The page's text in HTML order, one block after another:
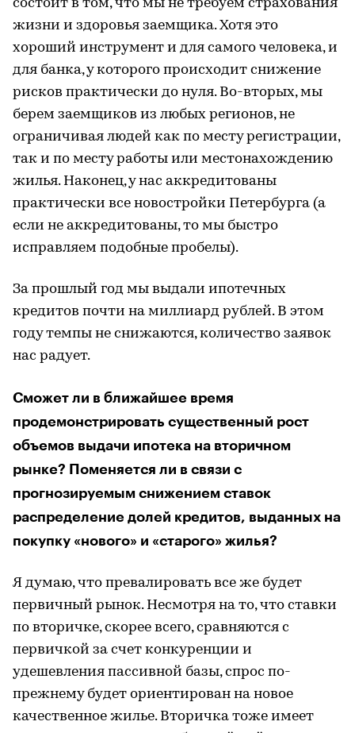
состоит в том, что мы не требуем страхования
жизни и здоровья заемщика. Хотя это
хороший инструмент и для самого человека, и
для банка, у которого происходит снижение
рисков практически до нуля. Во-вторых, мы
берем заемщиков из любых регионов, не
ограничивая людей как по месту регистрации,
так и по месту работы или местонахождению
жилья. Наконец, у нас аккредитованы
практически все новостройки Петербурга (а
если не аккредитованы, то мы быстро
исправляем подобные пробелы).
За прошлый год мы выдали ипотечных
кредитов почти на миллиард рублей. В этом
году темпы не снижаются, количество заявок
нас радует.
Сможет ли в ближайшее время
продемонстрировать существенный рост
объемов выдачи ипотека на вторичном
рынке? Поменяется ли в связи с
прогнозируемым снижением ставок
распределение долей кредитов, выданных на
покупку «нового» и «старого» жилья?
Я думаю, что превалировать все же будет
первичный рынок. Несмотря на то, что ставки
по вторичке, скорее всего, сравняются с
первичкой за счет конкуренции и
удешевления пассивной базы, спрос по-
прежнему будет ориентирован на новое
качественное жилье. Вторичка тоже имеет